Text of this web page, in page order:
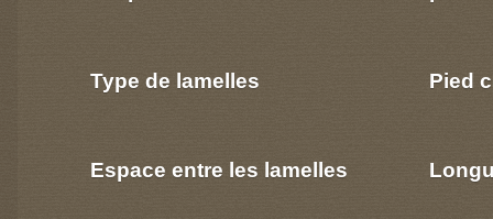
Type de lamelles
Espace entre les lamelles
Pied